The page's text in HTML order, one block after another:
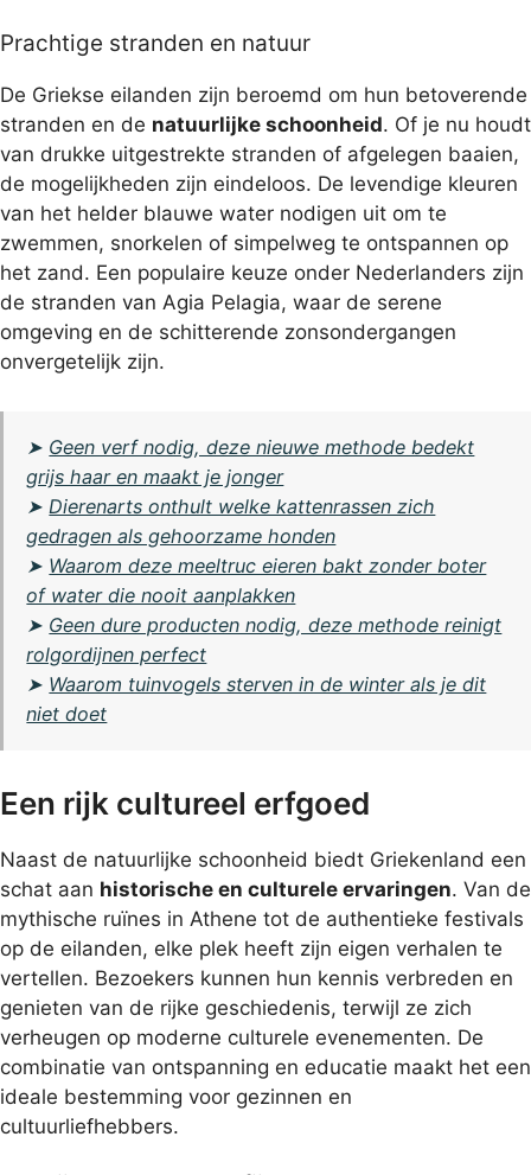
Prachtige stranden en natuur
De Griekse eilanden zijn beroemd om hun betoverende
stranden en de natuurlijke schoonheid. Of je nu houdt
van drukke uitgestrekte stranden of afgelegen baaien,
de mogelijkheden zijn eindeloos. De levendige kleuren
van het helder blauwe water nodigen uit om te
zwemmen, snorkelen of simpelweg te ontspannen op
het zand. Een populaire keuze onder Nederlanders zijn
de stranden van Agia Pelagia, waar de serene
omgeving en de schitterende zonsondergangen
onvergetelijk zijn.
➤ Geen verf nodig, deze nieuwe methode bedekt
grijs haar en maakt je jonger
➤ Dierenarts onthult welke kattenrassen zich
gedragen als gehoorzame honden
➤ Waarom deze meeltruc eieren bakt zonder boter
of water die nooit aanplakken
➤ Geen dure producten nodig, deze methode reinigt
rolgordijnen perfect
➤ Waarom tuinvogels sterven in de winter als je dit
niet doet
Een rijk cultureel erfgoed
Naast de natuurlijke schoonheid biedt Griekenland een
schat aan historische en culturele ervaringen. Van de
mythische ruïnes in Athene tot de authentieke festivals
op de eilanden, elke plek heeft zijn eigen verhalen te
vertellen. Bezoekers kunnen hun kennis verbreden en
genieten van de rijke geschiedenis, terwijl ze zich
verheugen op moderne culturele evenementen. De
combinatie van ontspanning en educatie maakt het een
ideale bestemming voor gezinnen en
cultuurliefhebbers.